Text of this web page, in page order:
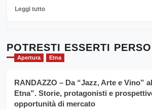
Sicilia
l’
evento
per
la
filiera
del
Leggi tuttoLeggi
Cronoscalata
Giarre
Montesalice
per
il
secondo
POTRESTI ESSERTI PERSO
Apertura Etna
RANDAZZO – Da “Jazz, Arte e Vino”
Etna”. Storie, protagonisti e
opportunità di mercato